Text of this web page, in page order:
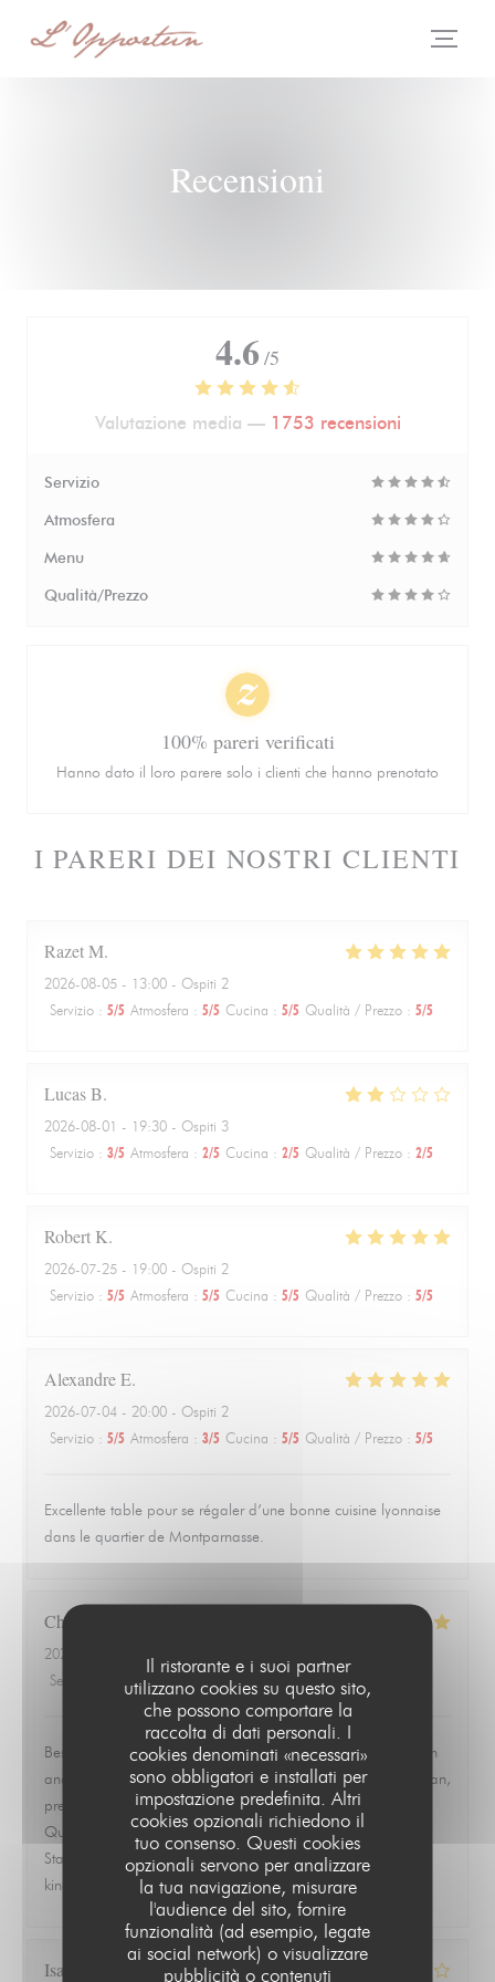
Il ristorante e i suoi partner
utilizzano cookies su questo sito,
che possono comportare la
raccolta di dati personali. I
cookies denominati «necessari»
sono obbligatori e installati per
impostazione predefinita. Altri
cookies opzionali richiedono il
tuo consenso. Questi cookies
opzionali servono per analizzare
la tua navigazione, misurare
l'audience del sito, fornire
funzionalità (ad esempio, legate
ai social network) o visualizzare
pubblicità o contenuti
Recensioni
I PARERI DEI NOSTRI CLIENTI
RazetM
2026-08-05 - 13:00 - Ospiti 2
Servizio : 5/5 Atmosfera : 5/5 Cucina : 5/5 Qualità / Prezzo : 5/5
LucasB
2026-08-01 - 19:30 - Ospiti 3
Servizio : 3/5 Atmosfera : 2/5 Cucina : 2/5 Qualità / Prezzo : 2/5
Robert K
2026-07-25 - 19:00 - Ospiti 2
Servizio : 5/5 Atmosfera : 5/5 Cucina : 5/5 Qualità / Prezzo : 5/5
AlexandreE
2026-07-04 - 20:00 - Ospiti 2
Servizio : 5/5 Atmosfera : 3/5 Cucina : 5/5 Qualità / Prezzo : 5/5
Excellente table pour se régaler d’une bonne cuisine lyonnaise
dans le quartier de Montparnasse.
Christopher
2026-06-19
Servizio
Atmosfera Cucina /5 Qualità / Prezzo
Best meal we had in Paris. Ordered the ravioles de Saint Jean
and the quenelle de brochet and both were exceptional. Clean,
precise, and full of flavor without trying to overwork the dish.
Quiet, quaint room that feels tucked away from everything.
Staff was warm, attentive, and never overbearing. This is the
kind of place you remember and go back to.
Isabelle
4.6 /5
Valutazione media — 1753 recensioni
Servizio
Atmosfera
Menu
Qualità/Prezzo
100% pareri verificati
Hanno dato il loro parere solo i clienti che hanno prenotato